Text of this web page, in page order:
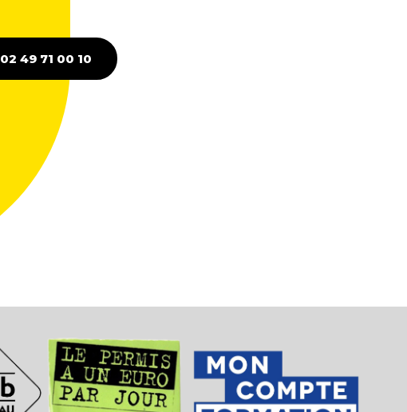
02 49 71 00 10